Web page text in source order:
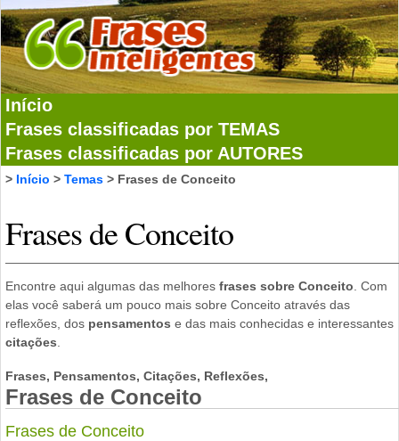
Início
Frases classificadas por TEMAS
Frases classificadas por AUTORES
> Início > Temas > Frases de Conceito
Frases de Conceito
Encontre aqui algumas das melhores frases sobre Conceito . Com
elas você saberá um pouco mais sobre Conceito através das
reflexões, dos pensamentos e das mais conhecidas e interessantes
citações
Frases, Pensamentos, Citações, Reflexões,
Frases de Conceito
Frases de Conceito